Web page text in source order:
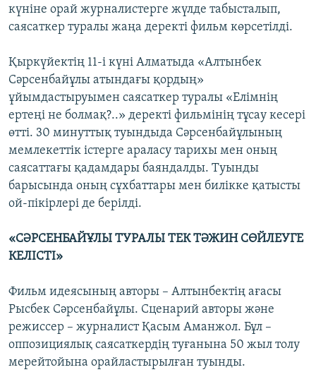
күніне орай журналистерге жүлде табысталып,
саясаткер туралы жаңа деректі фильм көрсетілді.
Қыркүйектің 11-і күні Алматыда «Алтынбек
Сәрсенбайұлы атындағы қордың»
ұйымдастыруымен саясаткер туралы «Елімнің
ертеңі не болмақ?..» деректі фильмінің тұсау кесері
өтті. 30 минуттық туындыда Сәрсенбайұлының
мемлекеттік істерге араласу тарихы мен оның
саясаттағы қадамдары баяндалды. Туынды
барысында оның сұхбаттары мен билікке қатысты
ой-пікірлері де берілді.
«СӘРСЕНБАЙҰЛЫ ТУРАЛЫ ТЕК ТӘЖИН СӨЙЛЕУГЕ
КЕЛІСТІ»
Фильм идеясының авторы – Алтынбектің ағасы
Рысбек Сәрсенбайұлы. Сценарий авторы және
режиссер – журналист Қасым Аманжол. Бұл –
оппозициялық саясаткердің туғанына 50 жыл толу
мерейтойына орайластырылған туынды.